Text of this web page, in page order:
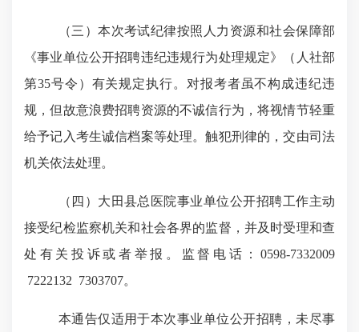
（三）本次考试纪律按照人力资源和社会保障部
《事业单位公开招聘违纪违规行为处理规定》（人社部
第35号令）有关规定执行。对报考者虽不构成违纪违
规，但故意浪费招聘资源的不诚信行为，将视情节轻重
给予记入考生诚信档案等处理。触犯刑律的，交由司法
机关依法处理。
（四）大田县总医院事业单位公开招聘工作主动
接受纪检监察机关和社会各界的监督，并及时受理和查
处有关投诉或者举报。监督电话： 0598-7332009
7222132 7303707。
本通告仅适用于本次事业单位公开招聘，未尽事